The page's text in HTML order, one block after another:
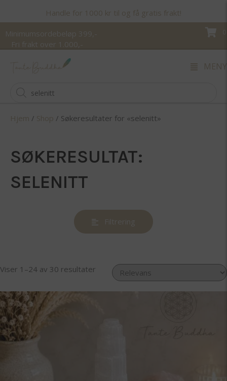
Handle for 1000 kr til og få gratis frakt!
Minimumsordebeløp 399,-
Fri frakt over 1.000,-
MENY
Products
search
Hjem / Shop / Søkeresultater for «selenitt»
SØKERESULTAT:
SELENITT
Filtrering
Viser 1–24 av 30 resultater Sortert
etter
propularitet